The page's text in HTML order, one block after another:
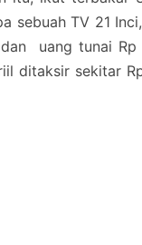
sebuah TV 21
uang tunai Rp
ditaksir sekitar